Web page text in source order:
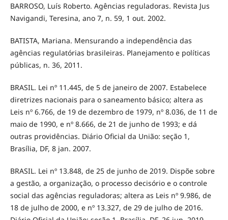
BARROSO, Luís Roberto. Agências reguladoras. Revista Jus
Navigandi, Teresina, ano 7, n. 59, 1 out. 2002.
BATISTA, Mariana. Mensurando a independência das
agências regulatórias brasileiras. Planejamento e políticas
públicas, n. 36, 2011.
BRASIL. Lei nº 11.445, de 5 de janeiro de 2007. Estabelece
diretrizes nacionais para o saneamento básico; altera as
Leis nº 6.766, de 19 de dezembro de 1979, nº 8.036, de 11 de
maio de 1990, e nº 8.666, de 21 de junho de 1993; e dá
outras providências. Diário Oficial da União: seção 1,
Brasília, DF, 8 jan. 2007.
BRASIL. Lei nº 13.848, de 25 de junho de 2019. Dispõe sobre
a gestão, a organização, o processo decisório e o controle
social das agências reguladoras; altera as Leis nº 9.986, de
18 de julho de 2000, e nº 13.327, de 29 de julho de 2016.